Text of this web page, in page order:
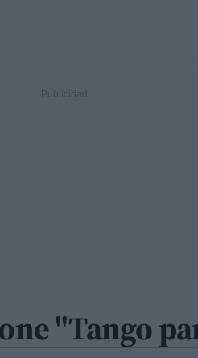
"Tango